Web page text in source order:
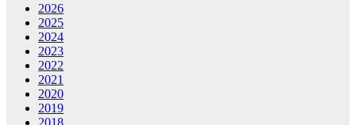
2026
2025
2024
2023
2022
2021
2020
2019
2018